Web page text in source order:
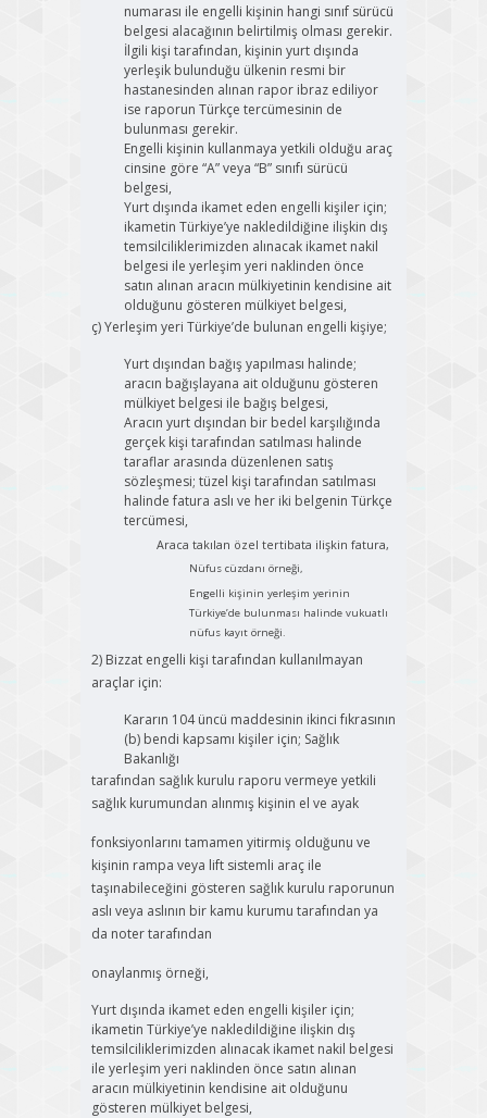
numarası ile engelli kişinin hangi sınıf sürücü
belgesi alacağının belirtilmiş olması gerekir.
İlgili kişi tarafından, kişinin yurt dışında
yerleşik bulunduğu ülkenin resmi bir
hastanesinden alınan rapor ibraz ediliyor
ise raporun Türkçe tercümesinin de
bulunması gerekir.
Engelli kişinin kullanmaya yetkili olduğu araç
cinsine göre “A” veya “B” sınıfı sürücü
belgesi,
Yurt dışında ikamet eden engelli kişiler için;
ikametin Türkiye’ye nakledildiğine ilişkin dış
temsilciliklerimizden alınacak ikamet nakil
belgesi ile yerleşim yeri naklinden önce
satın alınan aracın mülkiyetinin kendisine ait
olduğunu gösteren mülkiyet belgesi,
ç) Yerleşim yeri Türkiye’de bulunan engelli kişiye;
Yurt dışından bağış yapılması halinde;
aracın bağışlayana ait olduğunu gösteren
mülkiyet belgesi ile bağış belgesi,
Aracın yurt dışından bir bedel karşılığında
gerçek kişi tarafından satılması halinde
taraflar arasında düzenlenen satış
sözleşmesi; tüzel kişi tarafından satılması
halinde fatura aslı ve her iki belgenin Türkçe
tercümesi,
Araca takılan özel tertibata ilişkin fatura,
Nüfus cüzdanı örneği,
Engelli kişinin yerleşim yerinin
Türkiye’de bulunması halinde vukuatlı
nüfus kayıt örneği.
2) Bizzat engelli kişi tarafından kullanılmayan
araçlar için:
Kararın 104 üncü maddesinin ikinci fıkrasının
(b) bendi kapsamı kişiler için; Sağlık
Bakanlığı
tarafından sağlık kurulu raporu vermeye yetkili
sağlık kurumundan alınmış kişinin el ve ayak
fonksiyonlarını tamamen yitirmiş olduğunu ve
kişinin rampa veya lift sistemli araç ile
taşınabileceğini gösteren sağlık kurulu raporunun
aslı veya aslının bir kamu kurumu tarafından ya
da noter tarafından
onaylanmış örneği,
Yurt dışında ikamet eden engelli kişiler için;
ikametin Türkiye’ye nakledildiğine ilişkin dış
temsilciliklerimizden alınacak ikamet nakil belgesi
ile yerleşim yeri naklinden önce satın alınan
aracın mülkiyetinin kendisine ait olduğunu
gösteren mülkiyet belgesi,